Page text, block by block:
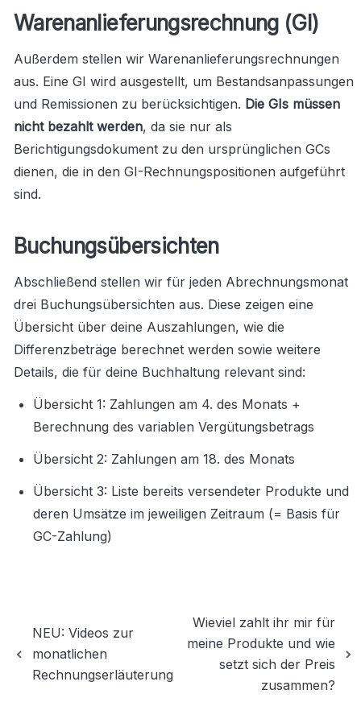
Warenanlieferungsrechnung (GI)
Außerdem stellen wir Warenanlieferungsrechnungen
aus. Eine GI wird ausgestellt, um Bestandsanpassungen
und Remissionen zu berücksichtigen. Die GIs müssen
nicht bezahlt werden, da sie nur als
Berichtigungsdokument zu den ursprünglichen GCs
dienen, die in den GI-Rechnungspositionen aufgeführt
sind.
Buchungsübersichten
Abschließend stellen wir für jeden Abrechnungsmonat
drei Buchungsübersichten aus. Diese zeigen eine
Übersicht über deine Auszahlungen, wie die
Differenzbeträge berechnet werden sowie weitere
Details, die für deine Buchhaltung relevant sind:
Übersicht 1: Zahlungen am 4. des Monats +
Berechnung des variablen Vergütungsbetrags
Übersicht 2: Zahlungen am 18. des Monats
Übersicht 3: Liste bereits versendeter Produkte und
deren Umsätze im jeweiligen Zeitraum (= Basis für
GC-Zahlung)
NEU: Videos zur
monatlichen
Rechnungserläuterung
Wieviel zahlt ihr mir für
meine Produkte und wie
setzt sich der Preis
zusammen?